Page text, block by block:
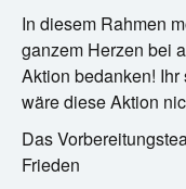
In diesem Rahmen
ganzem Herzen bei
Aktion bedanken!
wäre diese Aktion
Das
Frieden